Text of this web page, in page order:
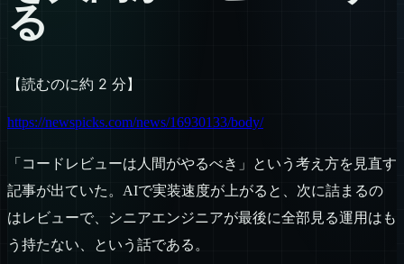
る
【読むのに約 2 分】
https://newspicks.com/news/16930133/body/
「コードレビューは人間がやるべき」という考え方を見直す
記事が出ていた。AIで実装速度が上がると、次に詰まるの
はレビューで、シニアエンジニアが最後に全部見る運用はも
う持たない、という話である。